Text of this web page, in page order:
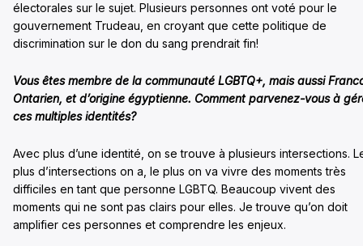
électorales sur le sujet. Plusieurs personnes ont voté pour le
gouvernement Trudeau, en croyant que cette politique de
discrimination sur le don du sang prendrait fin!
Vous êtes membre de la communauté LGBTQ+, mais aussi
Ontarien, et d’origine égyptienne. Comment parvenez-vous à
ces multiples identités?
Avec plus d’une identité, on se trouve à plusieurs intersections.
plus d’intersections on a, le plus on va vivre des moments très
difficiles en tant que personne LGBTQ. Beaucoup vivent des
moments qui ne sont pas clairs pour elles. Je trouve qu’on doit
amplifier ces personnes et comprendre les enjeux.